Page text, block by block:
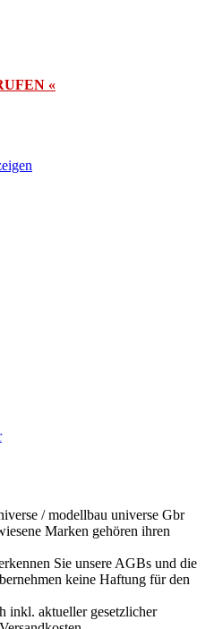
«
/ modellbau universe Gbr
Marken gehören ihren
Sie unsere AGBs und die
keine Haftung für den
inkl. aktueller gesetzlicher